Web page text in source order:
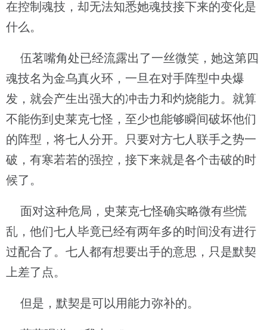
在控制魂技，却无法知悉她魂技接下来的变化是
什么。
伍茗嘴角处已经流露出了一丝微笑，她这第四
魂技名为金乌真火环，一旦在对手阵型中央爆
发，就会产生出强大的冲击力和灼烧能力。就算
不能伤到史莱克七怪，至少也能够瞬间破坏他们
的阵型，将七人分开。只要对方七人联手之势一
破，有寒若若的强控，接下来就是各个击破的时
候了。
面对这种危局，史莱克七怪确实略微有些慌
乱，他们七人毕竟已经有两年多的时间没有进行
过配合了。七人都有想要出手的意思，只是默契
上差了点。
但是，默契是可以用能力弥补的。